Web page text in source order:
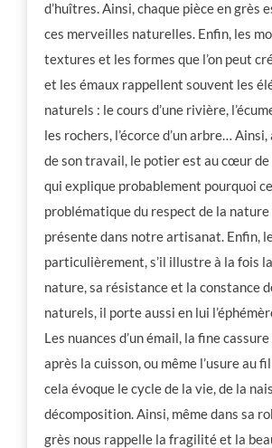
d’huîtres. Ainsi, chaque pièce en grès
ces merveilles naturelles. Enfin, les
textures et les formes que l’on peut
et les émaux rappellent souvent les
naturels : le cours d’une rivière,
les rochers, l’écorce d’un arbre…
de son travail, le potier est au cœur de
qui explique probablement pourquoi
problématique du respect de la
présente dans notre artisanat. Enfin,
particulièrement, s’il illustre à la fois
nature, sa résistance et la constance
naturels, il porte aussi en lui
Les nuances d’un émail, la fine
après la cuisson, ou même l’usure au
cela évoque le cycle de la vie, de la
décomposition. Ainsi, même dans sa
grès nous rappelle la fragilité et la